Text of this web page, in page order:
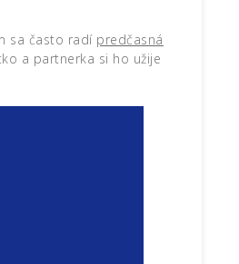
sa často radí predčasná
a partnerka si ho užije